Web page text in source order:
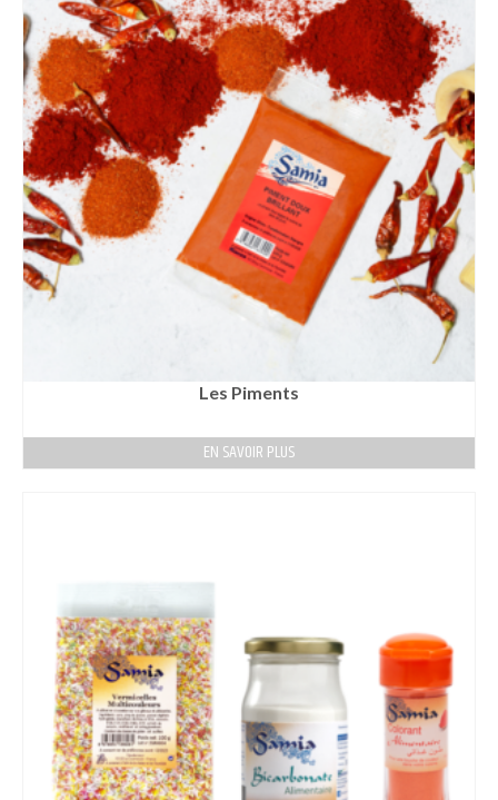
Les Piments
EN SAVOIR PLUS